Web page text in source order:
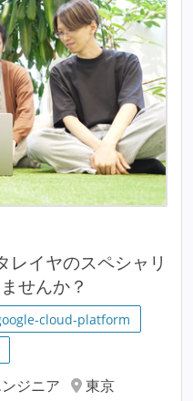
レイヤのスペシャリ
せんか？
cloud-platform
ジニア
東京